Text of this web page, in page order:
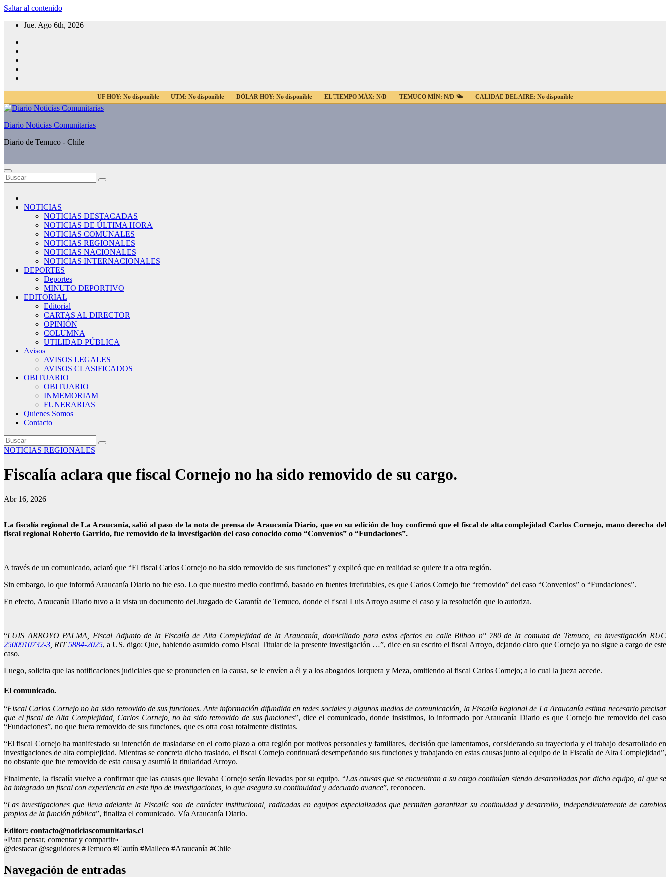
Saltar al contenido
Jue. Ago 6th, 2026
UF HOY: No disponible UTM: No disponible DÓLAR HOY: No disponible EL TIEMPO MÁX: N/D TEMUCO MÍN: N/D 🌤️ CALIDAD DEL AIRE: No disponible
Diario Noticias Comunitarias
Diario de Temuco - Chile
NOTICIAS
NOTICIAS DESTACADAS
NOTICIAS DE ÚLTIMA HORA
NOTICIAS COMUNALES
NOTICIAS REGIONALES
NOTICIAS NACIONALES
NOTICIAS INTERNACIONALES
DEPORTES
Deportes
MINUTO DEPORTIVO
EDITORIAL
Editorial
CARTAS AL DIRECTOR
OPINIÓN
COLUMNA
UTILIDAD PÚBLICA
Avisos
AVISOS LEGALES
AVISOS CLASIFICADOS
OBITUARIO
OBITUARIO
INMEMORIAM
FUNERARIAS
Quienes Somos
Contacto
NOTICIAS REGIONALES
Fiscalía aclara que fiscal Cornejo no ha sido removido de su cargo.
Abr 16, 2026
La fiscalía regional de La Araucanía, salió al paso de la nota de prensa de Araucanía Diario, que en su edición de hoy confirmó que el fiscal de alta complejidad Carlos Cornejo, mano derecha del
fiscal regional Roberto Garrido, fue removido de la investigación del caso conocido como “Convenios” o “Fundaciones”.
A través de un comunicado, aclaró que “El fiscal Carlos Cornejo no ha sido removido de sus funciones” y explicó que en realidad se quiere ir a otra región.
Sin embargo, lo que informó Araucanía Diario no fue eso. Lo que nuestro medio confirmó, basado en fuentes irrefutables, es que Carlos Cornejo fue “removido” del caso “Convenios” o “Fundaciones”.
En efecto, Araucanía Diario tuvo a la vista un documento del Juzgado de Garantía de Temuco, donde el fiscal Luis Arroyo asume el caso y la resolución que lo autoriza.
“LUIS ARROYO PALMA, Fiscal Adjunto de la Fiscalía de Alta Complejidad de la Araucanía, domiciliado para estos efectos en calle Bilbao n° 780 de la comuna de Temuco, en investigación RUC
2500910732-3 , RIT5884-2025, a US. digo: Que, habiendo asumido como Fiscal Titular de la presente investigación …”, dice en su escrito el fiscal Arroyo, dejando claro que Cornejo ya no sigue a cargo de este
caso.
Luego, solicita que las notificaciones judiciales que se pronuncien en la causa, se le envíen a él y a los abogados Jorquera y Meza, omitiendo al fiscal Carlos Cornejo; a lo cual la jueza accede.
El comunicado.
“Fiscal Carlos Cornejo no ha sido removido de sus funciones. Ante información difundida en redes sociales y algunos medios de comunicación, la Fiscalía Regional de La Araucanía estima necesario precisar
que el fiscal de Alta Complejidad, Carlos Cornejo, no ha sido removido de sus funciones”, dice el comunicado, donde insistimos, lo informado por Araucanía Diario es que Cornejo fue removido del caso
“Fundaciones”, no que fuera removido de sus funciones, que es otra cosa totalmente distintas.
“El fiscal Cornejo ha manifestado su intención de trasladarse en el corto plazo a otra región por motivos personales y familiares, decisión que lamentamos, considerando su trayectoria y el trabajo desarrollado en
investigaciones de alta complejidad. Mientras se concreta dicho traslado, el fiscal Cornejo continuará desempeñando sus funciones y trabajando en estas causas junto al equipo de la Fiscalía de Alta Complejidad”,
no obstante que fue removido de esta causa y asumió la titularidad Arroyo.
Finalmente, la fiscalía vuelve a confirmar que las causas que llevaba Cornejo serán llevadas por su equipo. “Las causas que se encuentran a su cargo continúan siendo desarrolladas por dicho equipo, al que se
ha integrado un fiscal con experiencia en este tipo de investigaciones, lo que asegura su continuidad y adecuado avance”, reconocen.
“Las investigaciones que lleva adelante la Fiscalía son de carácter institucional, radicadas en equipos especializados que permiten garantizar su continuidad y desarrollo, independientemente de cambios
propios de la función pública”, finaliza el comunicado. Vía Araucanía Diario.
Editor: contacto@noticiascomunitarias.cl
«Para pensar, comentar y compartir»
@destacar @seguidores #Temuco #Cautín #Malleco #Araucanía #Chile
Navegación de entradas